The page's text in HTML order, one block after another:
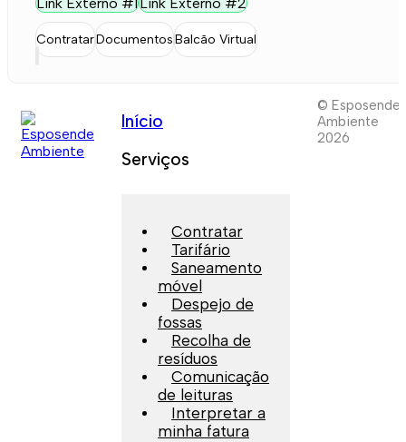
ContratarDocumentosBalcão Virtual
Início
Serviços
Contratar
Tarifário
Saneamento
móvel
Despejo de
fossas
Recolha de
resíduos
Comunicação
de leituras
Interpretar a
minha fatura
© Esposende
Ambiente
2026